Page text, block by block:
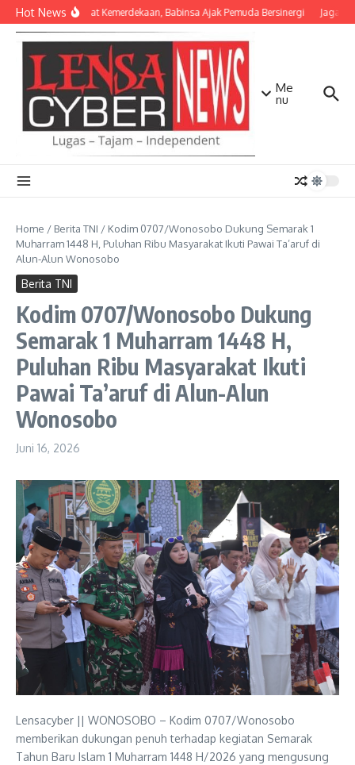
Lewati ke konten
Hot NewsSemangat Kemerdekaan, Babinsa Ajak Pemuda Bersinergi Jaga
Me
nu
Home / Berita TNI / Kodim 0707/Wonosobo Dukung Semarak 1
Muharram 1448 H, Puluhan Ribu Masyarakat Ikuti Pawai Ta’aruf di
Alun-Alun Wonosobo
Berita TNI
Kodim 0707/Wonosobo Dukung
Semarak 1 Muharram 1448 H,
Puluhan Ribu Masyarakat Ikuti
Pawai Ta’aruf di Alun-Alun
Wonosobo
Juni 16, 2026
Lensacyber || WONOSOBO – Kodim 0707/Wonosobo
memberikan dukungan penuh terhadap kegiatan Semarak
Tahun Baru Islam 1 Muharram 1448 H/2026 yang mengusung